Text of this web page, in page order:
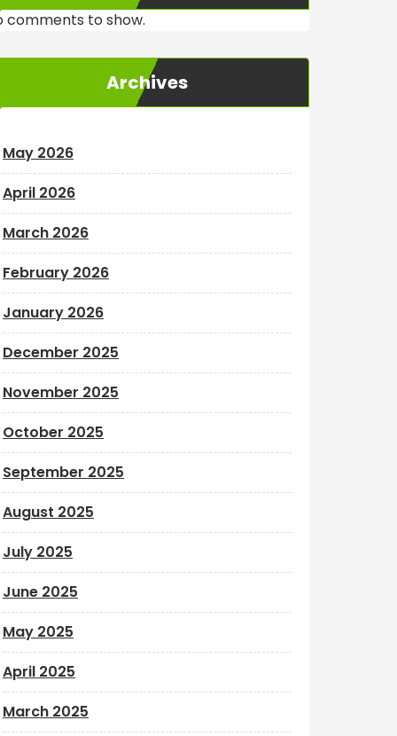
comments to show.
Archives
May 2026
April 2026
March 2026
February 2026
January 2026
December 2025
November 2025
October 2025
September 2025
August 2025
July 2025
June 2025
May 2025
April 2025
March 2025